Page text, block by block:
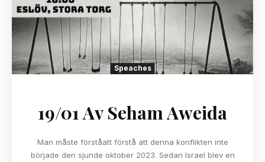
Speaches
19/01 Av Seham Aweida
Man måste förståatt förstå att denna konflikten inte
började den sjunde oktober 2023. Sedan Israel blev en